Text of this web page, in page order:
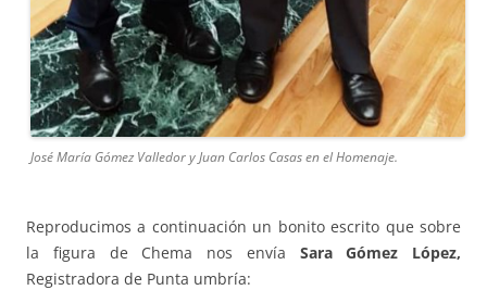
José María Gómez Valledor y Juan Carlos Casas en el Homenaje.
Reproducimos a continuación un bonito escrito que sobre
la figura de Chema nos envía Sara Gómez López,
Registradora de Punta umbría: